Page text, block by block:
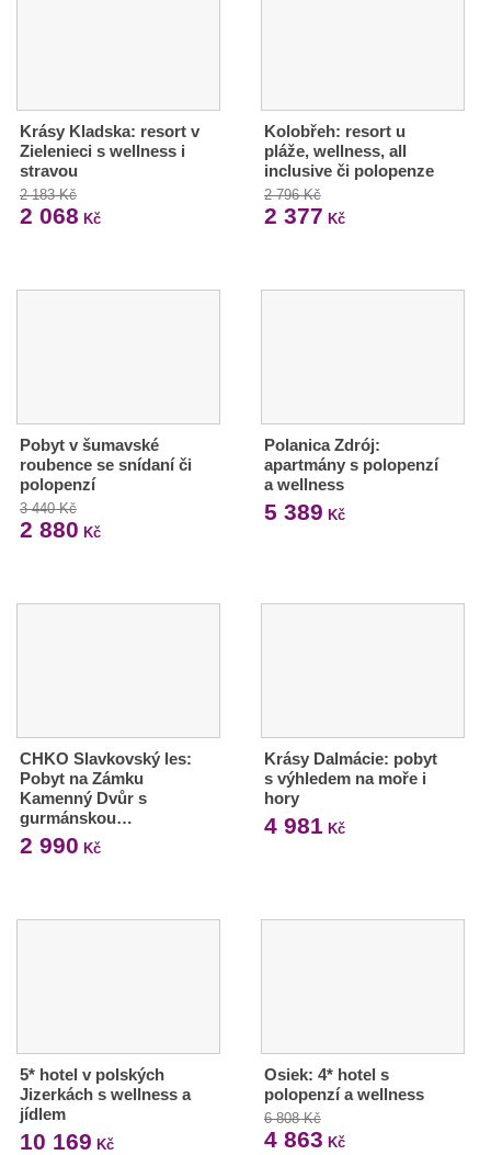
Krásy Kladska: resort v
Zielenieci s wellness i
stravou
2 183 Kč
2 068 Kč
Kolobřeh: resort u
pláže, wellness, all
inclusive či polopenze
2 796 Kč
2 377 Kč
Pobyt v šumavské
roubence se snídaní či
polopenzí
3 440 Kč
2 880 Kč
Polanica Zdrój:
apartmány s polopenzí
a wellness
5 389 Kč
CHKO Slavkovský les:
Pobyt na Zámku
Kamenný Dvůr s
gurmánskou…
2 990 Kč
Krásy Dalmácie: pobyt
s výhledem na moře i
hory
4 981 Kč
5* hotel v polských
Jizerkách s wellness a
jídlem
10 169 Kč
Osiek: 4* hotel s
polopenzí a wellness
6 808 Kč
4 863 Kč